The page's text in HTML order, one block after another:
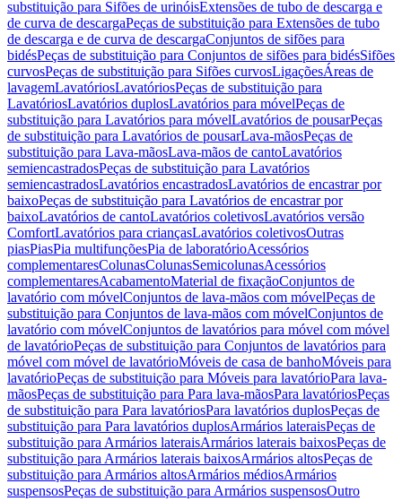
substituição para Sifões de urinóisExtensões de tubo de descarga e
de curva de descargaPeças de substituição para Extensões de tubo
de descarga e de curva de descargaConjuntos de sifões para
bidésPeças de substituição para Conjuntos de sifões para bidésSifões
curvosPeças de substituição para Sifões curvosLigaçõesÁreas de
lavagemLavatóriosLavatóriosPeças de substituição para
LavatóriosLavatórios duplosLavatórios para móvelPeças de
substituição para Lavatórios para móvelLavatórios de pousarPeças
de substituição para Lavatórios de pousarLava-mãosPeças de
substituição para Lava-mãosLava-mãos de cantoLavatórios
semiencastradosPeças de substituição para Lavatórios
semiencastradosLavatórios encastradosLavatórios de encastrar por
baixoPeças de substituição para Lavatórios de encastrar por
baixoLavatórios de cantoLavatórios coletivosLavatórios versão
ComfortLavatórios para criançasLavatórios coletivosOutras
piasPiasPia multifunçõesPia de laboratórioAcessórios
complementaresColunasColunasSemicolunasAcessórios
complementaresAcabamentoMaterial de fixaçãoConjuntos de
lavatório com móvelConjuntos de lava-mãos com móvelPeças de
substituição para Conjuntos de lava-mãos com móvelConjuntos de
lavatório com móvelConjuntos de lavatórios para móvel com móvel
de lavatórioPeças de substituição para Conjuntos de lavatórios para
móvel com móvel de lavatórioMóveis de casa de banhoMóveis para
lavatórioPeças de substituição para Móveis para lavatórioPara lava-
mãosPeças de substituição para Para lava-mãosPara lavatóriosPeças
de substituição para Para lavatóriosPara lavatórios duplosPeças de
substituição para Para lavatórios duplosArmários lateraisPeças de
substituição para Armários lateraisArmários laterais baixosPeças de
substituição para Armários laterais baixosArmários altosPeças de
substituição para Armários altosArmários médiosArmários
suspensosPeças de substituição para Armários suspensosOutro